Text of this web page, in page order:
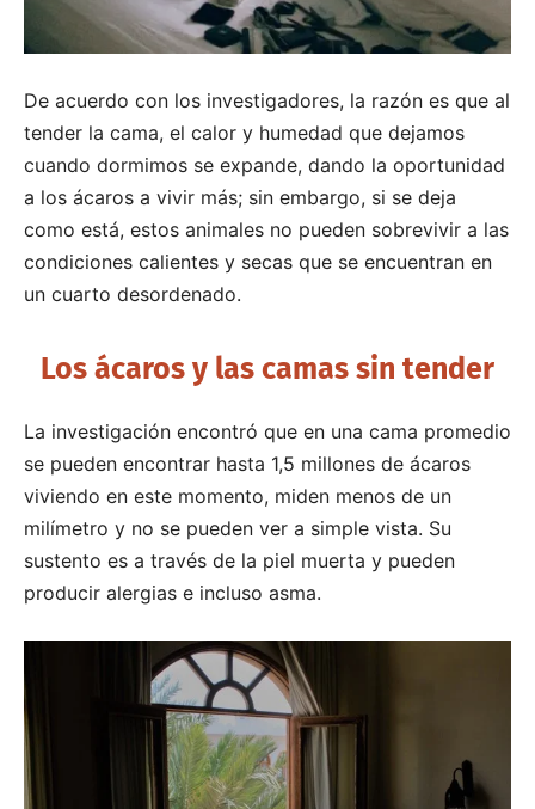
De acuerdo con los investigadores, la razón es que al
tender la cama, el calor y humedad que dejamos
cuando dormimos se expande, dando la oportunidad
a los ácaros a vivir más; sin embargo, si se deja
como está, estos animales no pueden sobrevivir a las
condiciones calientes y secas que se encuentran en
un cuarto desordenado.
Los ácaros y las camas sin tender
La investigación encontró que en una cama promedio
se pueden encontrar hasta 1,5 millones de ácaros
viviendo en este momento, miden menos de un
milímetro y no se pueden ver a simple vista. Su
sustento es a través de la piel muerta y pueden
producir alergias e incluso asma.